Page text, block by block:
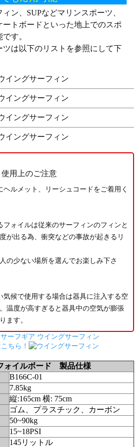
ン、SUPなどマリンスポーツ、
ートボードといった地上でのスポ
す。
は以下のリストを参照にして下
使用上のご注意
ルメット、リーシュコードをご着用く
ォイルは従来のサーフィンのフィンと
が出る為、衝突などの事故が起きるリ
の少ない場所を選んでお楽しみ下さ
候で使用する場合は器具に注入する空
温度が高すぎると器具中の空気が膨張
ます。
ーフギア ウイングサーフィン
ちら！
ォイルボード 製品仕様
B166C-01
7.85kg
縦:165cm 横: 75cm
ゴム、プラスチック、カーボン
50~90kg
15~18PSI
145リットル